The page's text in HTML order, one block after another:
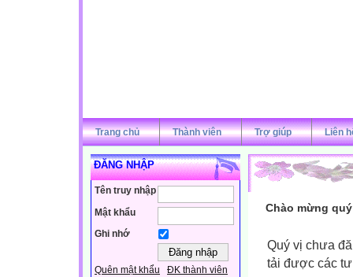
Trang chủ Thành viên Trợ giúp Liên
ĐĂNG NHẬP
Tên truy nhập
Mật khẩu
Ghi nhớ
Quên mật khẩu ĐK thành viên
Chào mừng
Quý vị chưa
tải được các